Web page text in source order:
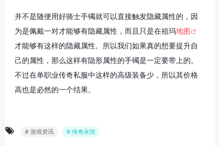
并不是随便用好骑士手镯就可以直接触发隐藏属性的，因
为是佩戴一对才能够有隐藏属性，而且只是在祖玛地图
才能够有这样的隐藏属性。所以我们如果真的想要提升自
己的属性，那么这样有隐形属性的手镯是一定要带上的。
不过在单职业传奇私服中这样的高级装备少，所以其价格
高也是必然的一个结果。
# 游戏资讯 # 传奇永恒